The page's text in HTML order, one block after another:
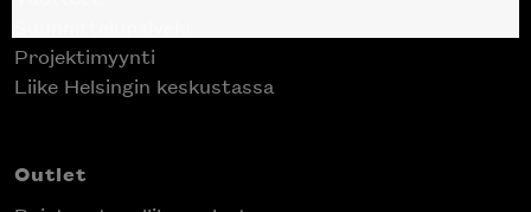
Projektimyynti
Liike Helsingin keskustassa
Outlet